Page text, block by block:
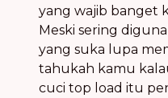
yang wajib banget
Meski sering
yang suka lupa
tahukah kamu
cuci top load itu